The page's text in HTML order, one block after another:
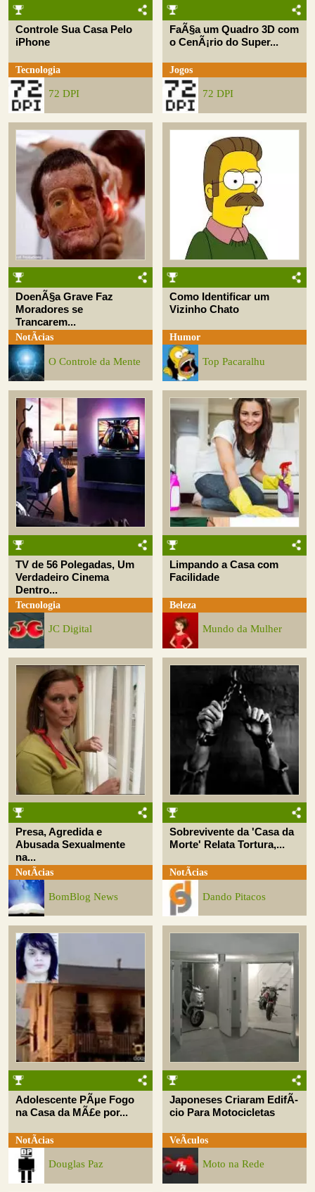
Controle Sua Casa Pelo
iPhone
Tecnologia
72 DPI
FaÃ§a um Quadro 3D com
o CenÃ¡rio do Super...
Jogos
72 DPI
DoenÃ§a Grave Faz
Moradores se
Trancarem...
NotÃ­cias
O Controle da Mente
Como Identificar um
Vizinho Chato
Humor
Top Pacaralhu
TV de 56 Polegadas, Um
Verdadeiro Cinema
Dentro...
Tecnologia
JC Digital
Limpando a Casa com
Facilidade
Beleza
Mundo da Mulher
Presa, Agredida e
Abusada Sexualmente
na...
NotÃ­cias
BomBlog News
Sobrevivente da 'Casa da
Morte' Relata Tortura,...
NotÃ­cias
Dando Pitacos
Adolescente PÃµe Fogo
na Casa da MÃ£e por...
NotÃ­cias
Douglas Paz
Japoneses Criaram EdifÃ­
cio Para Motocicletas
VeÃ­culos
Moto na Rede